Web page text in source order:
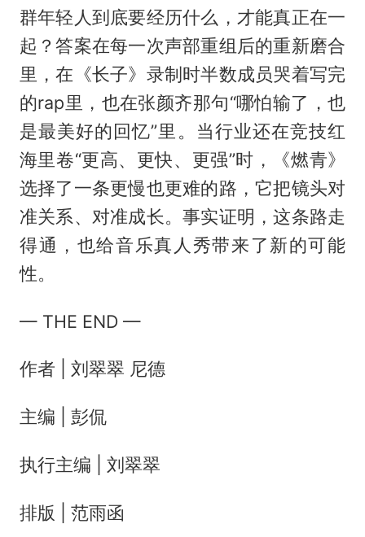
群年轻人到底要经历什么，才能真正在一
起？答案在每一次声部重组后的重新磨合
里，在《长子》录制时半数成员哭着写完
的rap里，也在张颜齐那句“哪怕输了，也
是最美好的回忆”里。当行业还在竞技红
海里卷“更高、更快、更强”时，《燃青》
选择了一条更慢也更难的路，它把镜头对
准关系、对准成长。事实证明，这条路走
得通，也给音乐真人秀带来了新的可能
性。
— THE END —
作者 | 刘翠翠 尼德
主编 | 彭侃
执行主编 | 刘翠翠
排版 | 范雨函